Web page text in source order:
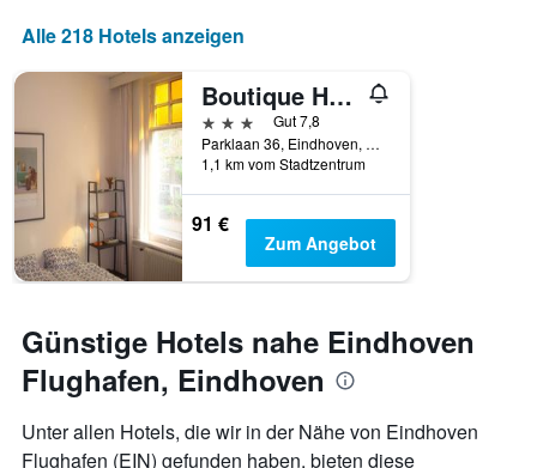
der
Tage
Aufenthalt
Diagramm
hat
1
Y-
den
durchschnittlichen
Zimmerpreis
Alle 218 Hotels anzeigen
Boutique Hotel Sycamore At Villapark
3 Sterne
Gut 7,8
Parklaan 36, Eindhoven, Nordbrabant, Niederlande
1,1 km vom Stadtzentrum
91 €
Zum Angebot
Günstige Hotels nahe Eindhoven
Flughafen, Eindhoven
Unter allen Hotels, die wir in der Nähe von Eindhoven
Flughafen (EIN) gefunden haben, bieten diese